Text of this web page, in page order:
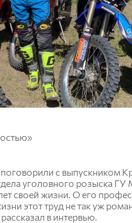
с выпускником
уголовного розыска
своей жизни. О его
этот труд не так уж
в интервью.